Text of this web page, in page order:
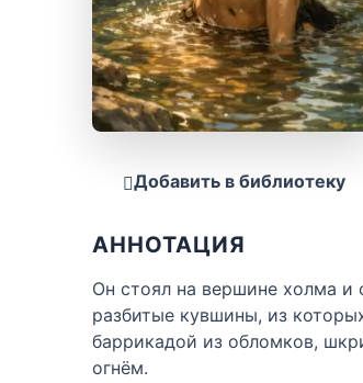
Добавить в библиотеку
АННОТАЦИЯ
Он стоял на вершине холма и
разбитые кувшины, из
баррикадой из обломков,
огнём.